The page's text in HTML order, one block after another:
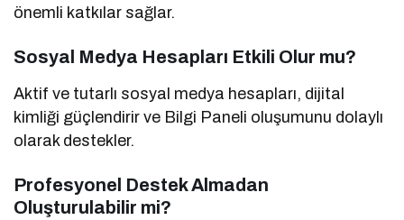
önemli katkılar sağlar.
Sosyal Medya Hesapları Etkili Olur mu?
Aktif ve tutarlı sosyal medya hesapları, dijital
kimliği güçlendirir ve Bilgi Paneli oluşumunu dolaylı
olarak destekler.
Profesyonel Destek Almadan
Oluşturulabilir mi?